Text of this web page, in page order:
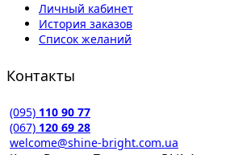
Личный кабинет
История заказов
Список желаний
Контакты
(095) 110 90 77
(067) 120 69 28
welcome@shine-bright.com.ua